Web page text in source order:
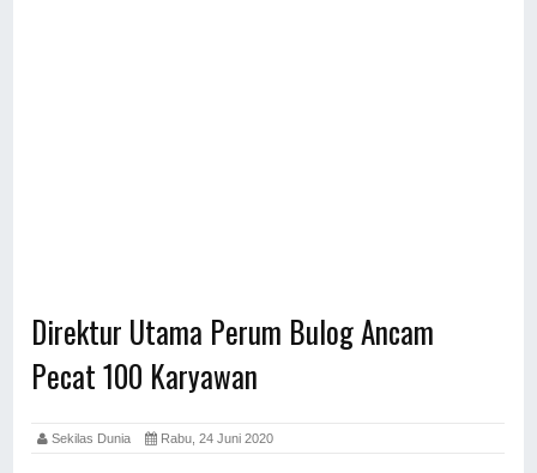
Direktur Utama Perum Bulog Ancam
Pecat 100 Karyawan
Sekilas Dunia Rabu, 24 Juni 2020